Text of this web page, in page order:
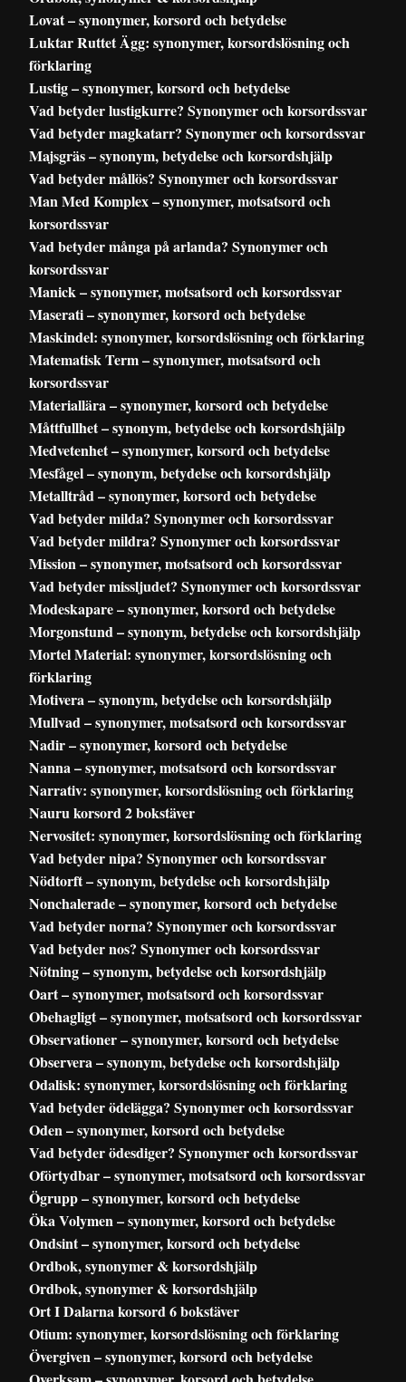
Lovat – synonymer, korsord och betydelse
Luktar Ruttet Ägg: synonymer, korsordslösning och
förklaring
Lustig – synonymer, korsord och betydelse
Vad betyder lustigkurre? Synonymer och korsordssvar
Vad betyder magkatarr? Synonymer och korsordssvar
Majsgräs – synonym, betydelse och korsordshjälp
Vad betyder mållös? Synonymer och korsordssvar
Man Med Komplex – synonymer, motsatsord och
korsordssvar
Vad betyder många på arlanda? Synonymer och
korsordssvar
Manick – synonymer, motsatsord och korsordssvar
Maserati – synonymer, korsord och betydelse
Maskindel: synonymer, korsordslösning och förklaring
Matematisk Term – synonymer, motsatsord och
korsordssvar
Materiallära – synonymer, korsord och betydelse
Måttfullhet – synonym, betydelse och korsordshjälp
Medvetenhet – synonymer, korsord och betydelse
Mesfågel – synonym, betydelse och korsordshjälp
Metalltråd – synonymer, korsord och betydelse
Vad betyder milda? Synonymer och korsordssvar
Vad betyder mildra? Synonymer och korsordssvar
Mission – synonymer, motsatsord och korsordssvar
Vad betyder missljudet? Synonymer och korsordssvar
Modeskapare – synonymer, korsord och betydelse
Morgonstund – synonym, betydelse och korsordshjälp
Mortel Material: synonymer, korsordslösning och
förklaring
Motivera – synonym, betydelse och korsordshjälp
Mullvad – synonymer, motsatsord och korsordssvar
Nadir – synonymer, korsord och betydelse
Nanna – synonymer, motsatsord och korsordssvar
Narrativ: synonymer, korsordslösning och förklaring
Nauru korsord 2 bokstäver
Nervositet: synonymer, korsordslösning och förklaring
Vad betyder nipa? Synonymer och korsordssvar
Nödtorft – synonym, betydelse och korsordshjälp
Nonchalerade – synonymer, korsord och betydelse
Vad betyder norna? Synonymer och korsordssvar
Vad betyder nos? Synonymer och korsordssvar
Nötning – synonym, betydelse och korsordshjälp
Oart – synonymer, motsatsord och korsordssvar
Obehagligt – synonymer, motsatsord och korsordssvar
Observationer – synonymer, korsord och betydelse
Observera – synonym, betydelse och korsordshjälp
Odalisk: synonymer, korsordslösning och förklaring
Vad betyder ödelägga? Synonymer och korsordssvar
Oden – synonymer, korsord och betydelse
Vad betyder ödesdiger? Synonymer och korsordssvar
Oförtydbar – synonymer, motsatsord och korsordssvar
Ögrupp – synonymer, korsord och betydelse
Öka Volymen – synonymer, korsord och betydelse
Ondsint – synonymer, korsord och betydelse
Ordbok, synonymer & korsordshjälp
Ordbok, synonymer & korsordshjälp
Ort I Dalarna korsord 6 bokstäver
Otium: synonymer, korsordslösning och förklaring
Övergiven – synonymer, korsord och betydelse